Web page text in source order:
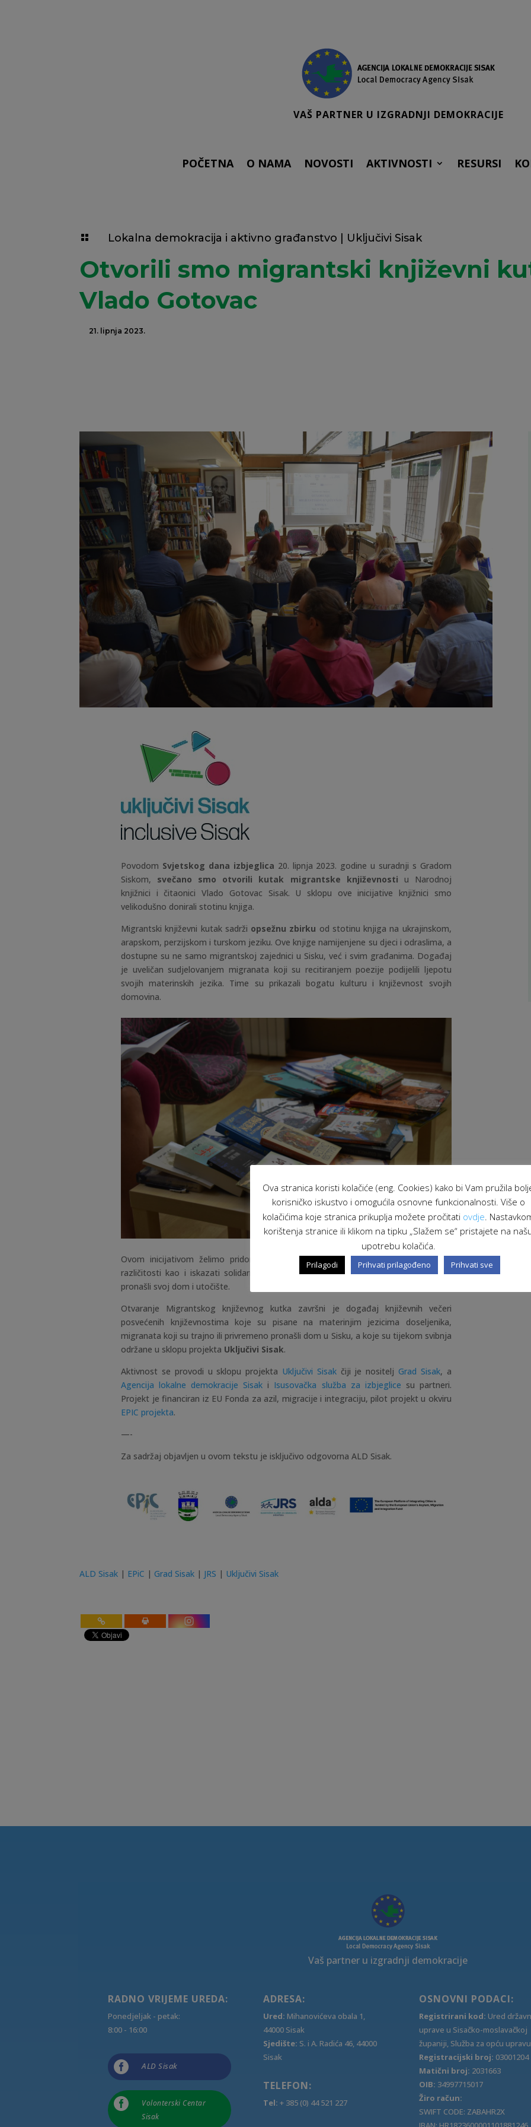
VAŠ PARTNER U IZGRADNJI DEMOKRACIJE
POČETNA O NAMA NOVOSTI AKTIVNOSTI RESURSI
 Lokalna demokracija i aktivno građanstvo Uključivi Sisak
Otvorili smo migrantski književni
Vlado Gotovac
21. lipnja 2023.
Povodom Svjetskog dana izbjeglica 20. lipnja 2023. godine u suradnji s Gradom
Siskom, svečano smo otvorili kutak migrantske književnosti u Narodnoj
knjižnici i čitaonici Vlado Gotovac Sisak. U sklopu ove inicijative knjižnici smo
velikodušno donirali stotinu knjiga.
Migrantski književni kutak sadrži opsežnu zbirku od stotinu knjiga na ukrajinskom,
arapskom, perzijskom i turskom jeziku. Ove knjige namijenjene su djeci i odraslima, a
dostupne su ne samo migrantskoj zajednici u Sisku, već i svim građanima. Događaj
je uveličan sudjelovanjem migranata koji su recitiranjem poezije podijelili ljepotu
svojih materinskih jezika. Time su prikazali bogatu kulturu i književnost svojih
domovina.
Ovom inicijativom želimo pridonijeti stvaranju uključivijeg društva koje prihvaća
različitosti kao i iskazati solidarnost prema doseljenicima koji su u našem gradu
pronašli svoj dom i utočište.
Otvaranje Migrantskog književnog kutka završni je događaj književnih večeri
posvećenih književnostima koje su pisane na materinjim jezicima doseljenika,
migranata koji su trajno ili privremeno pronašli dom u Sisku, a koje su tijekom svibnja
održane u sklopu projekta Uključivi Sisak.
Aktivnost se provodi u sklopu projekta Uključivi Sisakčiji je nositeljGrad Sisak, a
Agencija lokalne demokracije Sisak i Isusovačka služba za izbjeglice su partneri.
Projekt je financiran iz EU Fonda za azil, migracije i integraciju, pilot projekt u okviru
EPIC projekta.
—-
Za sadržaj objavljen u ovom tekstu je isključivo odgovorna ALD Sisak.
ALD Sisak | EPiC |Grad Sisak | JRS | Uključivi Sisak
Vaš partner u izgradnji demokracije
RADNO VRIJEME UREDA:
Ponedjeljak - petak:
8:00 - 16:00
 ALD Sisak

Volonterski Centar
Sisak
ADRESA:
Ured: Mihanovićeva obala 1,
44000 Sisak
Sjedište: S. i A. Radića 46, 44000
Sisak
TELEFON:
Tel: + 385 (0) 44 521 227
OSNOVNI PODACI:
Registrirani kod: Ured
uprave u Sisačko-moslavačkoj
županiji, Služba za opću upravu
Registracijski broj: 03001204
Matični broj: 2031663
OIB: 34997715017
Žiro račun:
SWIFT CODE: ZABAHR2X
Ova stranica koristi kolačiće (eng. Cookies) kako bi Vam pružila
korisničko iskustvo i omogućila osnovne funkcionalnosti. Više o
kolačićima koje stranica prikuplja možete pročitati ovdje .
korištenja stranice ili klikom na tipku „Slažem se“ pristajete na
upotrebu kolačića.
Prilagodi Prihvati prilagođeno Prihvati sve